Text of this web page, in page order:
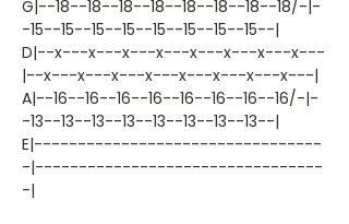
G|--18--18--18--18--18--18--18--18/-|-
-15--15--15--15--15--15--15--15--|
D|--x---x---x---x---x---x---x---x---
|--x---x---x---x---x---x---x---x---|
A|--16--16--16--16--16--16--16--16/-|-
-13--13--13--13--13--13--13--13--|
E|---------------------------------
-|---------------------------------
-|